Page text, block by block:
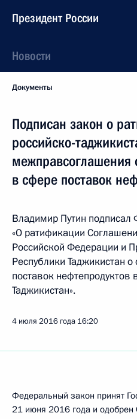
Президент России
Новости
Документы
Подписан закон о
российско-
межправсоглашения
в сфере поставок
Владимир Путин
«О ратификации
Российской Федерации и
Республики Таджикистан
поставок нефтепродуктов
Таджикистан».
4 июля 2016 года 16:20
Федеральный закон принят
21 июня 2016 года и